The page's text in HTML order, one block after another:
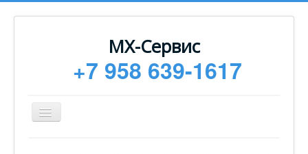
МХ-Сервис
+7 958 639-1617
Toggle
Navigation